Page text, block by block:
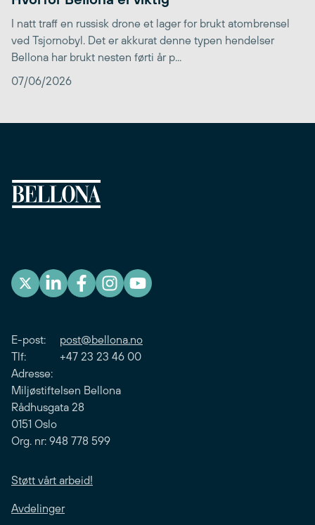
I natt traff en russisk drone et lager for brukt atombrensel
ved Tsjornobyl. Det er akkurat denne typen hendelser
Bellona har brukt nesten førti år p...
07/06/2026
E-post: post@bellona.no
Tlf: +47 23 23 46 00
Adresse:
Miljøstiftelsen Bellona
Rådhusgata 28
0151 Oslo
Org. nr: 948 778 599
Støtt vårt arbeid!
Avdelinger